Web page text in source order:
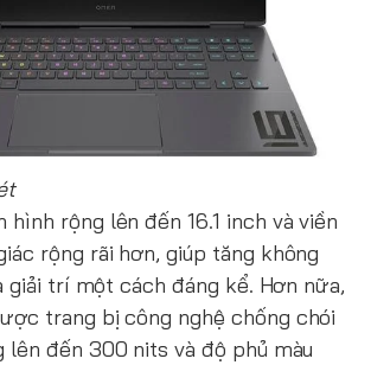
rộng lên đến 16.1 inch và viền
rộng rãi hơn, giúp tăng không
giải trí một cách đáng kể. Hơn nữa,
trang bị công nghệ chống chói
lên đến 300 nits và độ phủ màu